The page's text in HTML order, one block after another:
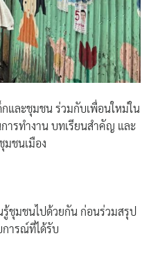
และชุมชน ร่วมกับเพื่อนใหม่ใน
ารทำงาน บทเรียนสำคัญ และ
ชนเมือง
รู้ชุมชนไปด้วยกัน ก่อนร่วมสรุป
ารณ์ที่ได้รับ